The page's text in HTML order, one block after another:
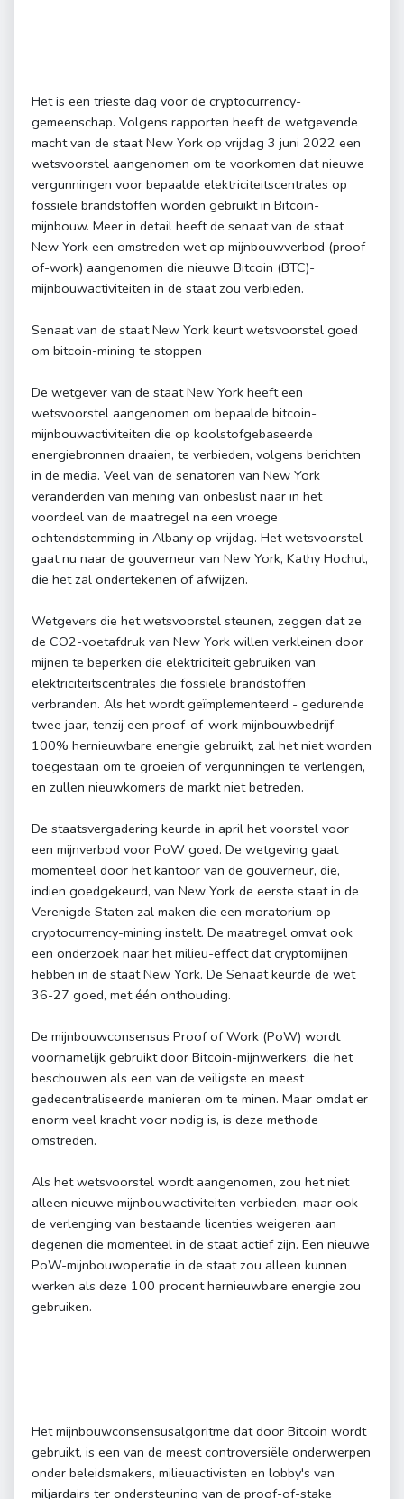
Het is een trieste dag voor de cryptocurrency-
gemeenschap. Volgens rapporten heeft de wetgevende
macht van de staat New York op vrijdag 3 juni 2022 een
wetsvoorstel aangenomen om te voorkomen dat nieuwe
vergunningen voor bepaalde elektriciteitscentrales op
fossiele brandstoffen worden gebruikt in Bitcoin-
mijnbouw. Meer in detail heeft de senaat van de staat
New York een omstreden wet op mijnbouwverbod (proof-
of-work) aangenomen die nieuwe Bitcoin (BTC)-
mijnbouwactiviteiten in de staat zou verbieden.
Senaat van de staat New York keurt wetsvoorstel goed
om bitcoin-mining te stoppen
De wetgever van de staat New York heeft een
wetsvoorstel aangenomen om bepaalde bitcoin-
mijnbouwactiviteiten die op koolstofgebaseerde
energiebronnen draaien, te verbieden, volgens berichten
in de media. Veel van de senatoren van New York
veranderden van mening van onbeslist naar in het
voordeel van de maatregel na een vroege
ochtendstemming in Albany op vrijdag. Het wetsvoorstel
gaat nu naar de gouverneur van New York, Kathy Hochul,
die het zal ondertekenen of afwijzen.
Wetgevers die het wetsvoorstel steunen, zeggen dat ze
de CO2-voetafdruk van New York willen verkleinen door
mijnen te beperken die elektriciteit gebruiken van
elektriciteitscentrales die fossiele brandstoffen
verbranden. Als het wordt geïmplementeerd - gedurende
twee jaar, tenzij een proof-of-work mijnbouwbedrijf
100% hernieuwbare energie gebruikt, zal het niet worden
toegestaan ​​om te groeien of vergunningen te verlengen,
en zullen nieuwkomers de markt niet betreden.
De staatsvergadering keurde in april het voorstel voor
een mijnverbod voor PoW goed. De wetgeving gaat
momenteel door het kantoor van de gouverneur, die,
indien goedgekeurd, van New York de eerste staat in de
Verenigde Staten zal maken die een moratorium op
cryptocurrency-mining instelt. De maatregel omvat ook
een onderzoek naar het milieu-effect dat cryptomijnen
hebben in de staat New York. De Senaat keurde de wet
36-27 goed, met één onthouding.
De mijnbouwconsensus Proof of Work (PoW) wordt
voornamelijk gebruikt door Bitcoin-mijnwerkers, die het
beschouwen als een van de veiligste en meest
gedecentraliseerde manieren om te minen. Maar omdat er
enorm veel kracht voor nodig is, is deze methode
omstreden.
Als het wetsvoorstel wordt aangenomen, zou het niet
alleen nieuwe mijnbouwactiviteiten verbieden, maar ook
de verlenging van bestaande licenties weigeren aan
degenen die momenteel in de staat actief zijn. Een nieuwe
PoW-mijnbouwoperatie in de staat zou alleen kunnen
werken als deze 100 procent hernieuwbare energie zou
gebruiken.
Het mijnbouwconsensusalgoritme dat door Bitcoin wordt
gebruikt, is een van de meest controversiële onderwerpen
onder beleidsmakers, milieuactivisten en lobby's van
miljardairs ter ondersteuning van de proof-of-stake